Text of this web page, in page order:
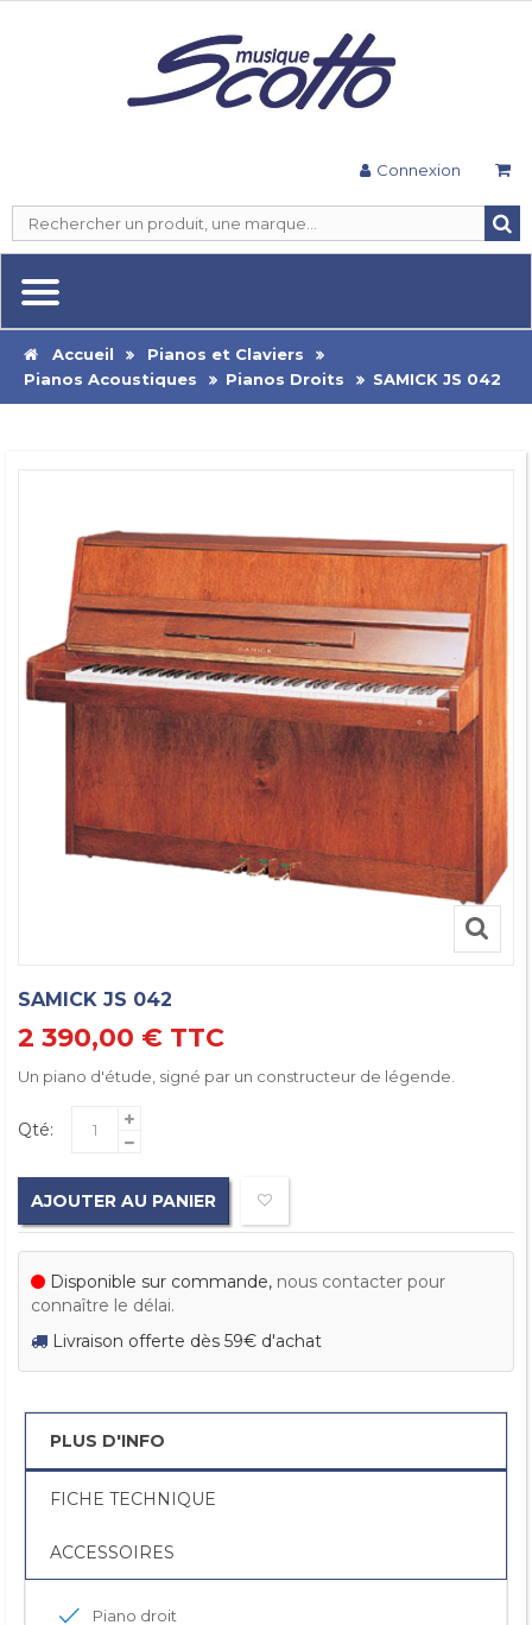
Connexion
Accueil
Pianos et Claviers
Pianos Acoustiques
Pianos Droits SAMICK JS 042
SAMICK JS 042
2 390,00 € TTC
Un piano d'étude, signé par un constructeur de légende.
Qté:
AJOUTER AU PANIER
Disponible sur commande, nous contacter pour
connaître le délai.
Livraison offerte dès 59€ d'achat
PLUS D'INFO
FICHE TECHNIQUE
ACCESSOIRES
Piano droit